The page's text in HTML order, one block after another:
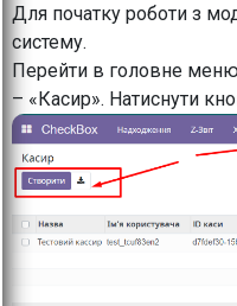
Для початку роботи з
систему.
Перейти в головне
– «Касир». Натиснути